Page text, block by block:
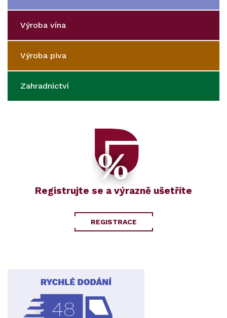
Výroba vína
Výroba piva
Zahradnictví
Registrujte se a výrazně ušetříte
REGISTRACE